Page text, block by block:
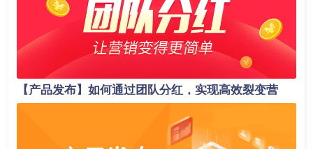
【产品发布】如何通过团队分红，实现高效裂变营
销？